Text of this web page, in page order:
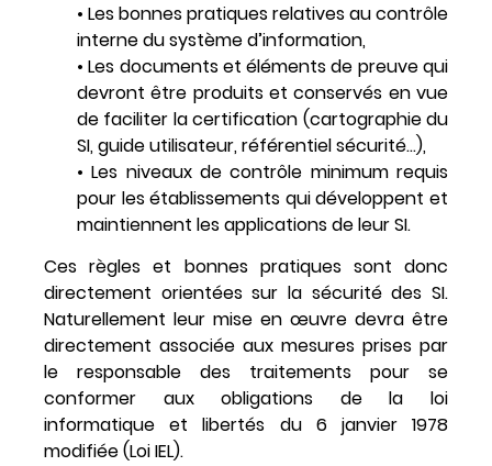
• Les bonnes pratiques relatives au contrôle
interne du système d’information,
• Les documents et éléments de preuve qui
devront être produits et conservés en vue
de faciliter la certification (cartographie du
SI, guide utilisateur, référentiel sécurité…),
• Les niveaux de contrôle minimum requis
pour les établissements qui développent et
maintiennent les applications de leur SI.
Ces règles et bonnes pratiques sont donc
directement orientées sur la sécurité des SI.
Naturellement leur mise en œuvre devra être
directement associée aux mesures prises par
le responsable des traitements pour se
conformer aux obligations de la loi
informatique et libertés du 6 janvier 1978
modifiée (Loi IEL).